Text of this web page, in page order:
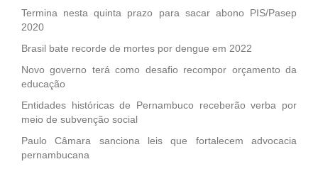
Termina nesta quinta prazo para sacar abono PIS/Pasep
2020
Brasil bate recorde de mortes por dengue em 2022
Novo governo terá como desafio recompor orçamento da
educação
Entidades históricas de Pernambuco receberão verba por
meio de subvenção social
Paulo Câmara sanciona leis que fortalecem advocacia
pernambucana